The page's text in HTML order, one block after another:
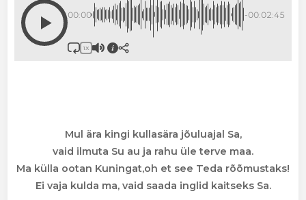
00:00 -00:02:45
1X
Mul ära kingi kullasära jõuluajal Sa,
vaid ilmuta Su au ja rahu üle terve maa.
Ma külla ootan Kuningat,oh et see Teda rõõmustaks!
Ei vaja kulda ma, vaid saada inglid kaitseks Sa.